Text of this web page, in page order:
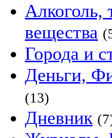
Алкоголь,
вещества
Города и
Деньги,
(13)
Дневник